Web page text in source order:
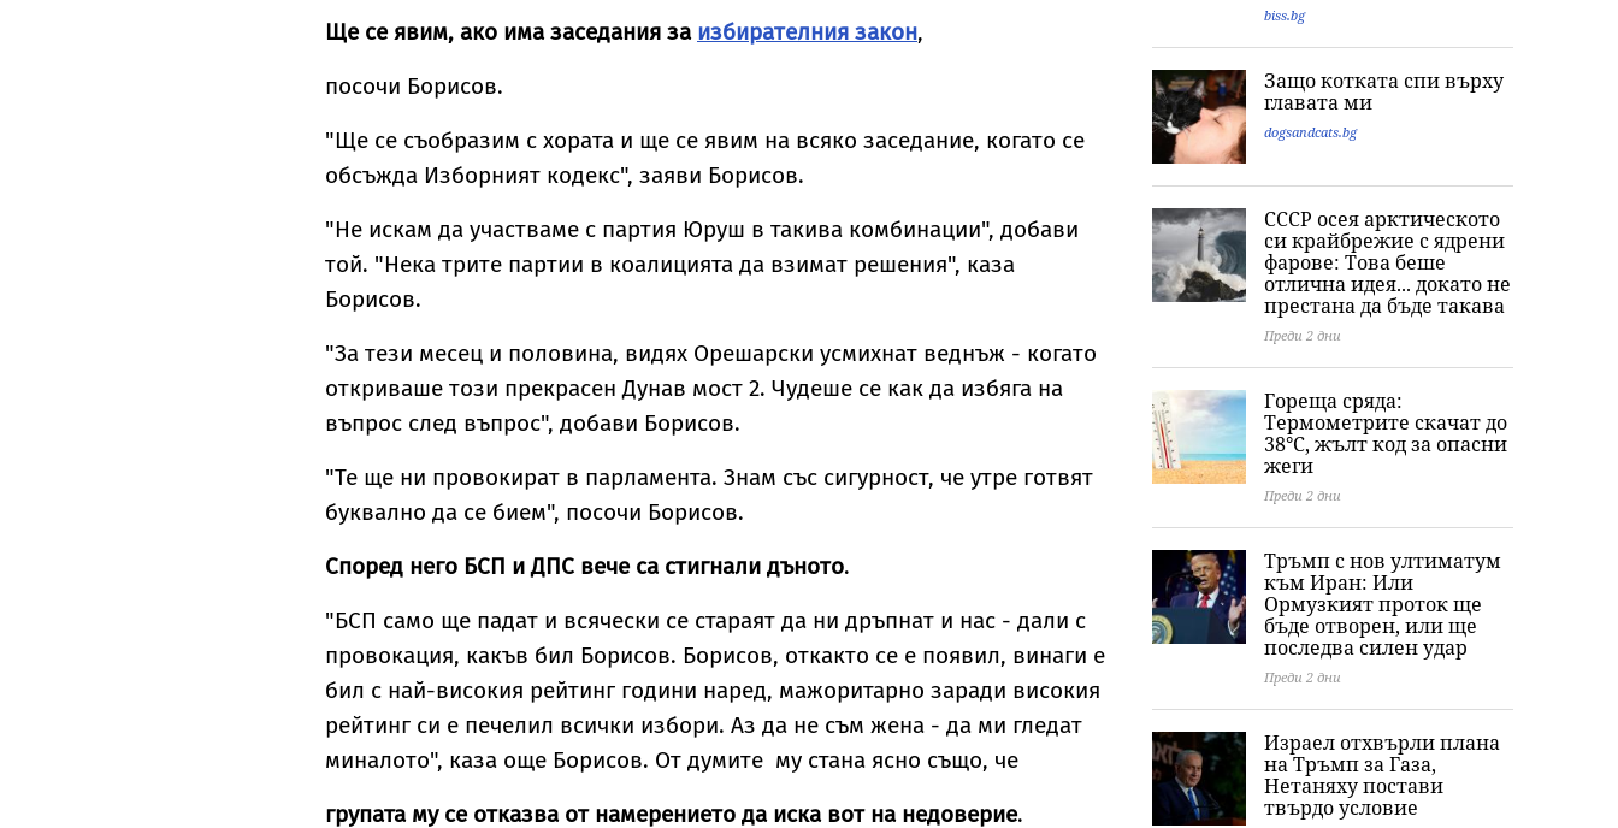
Ще се явим, ако има заседания за избирателния закон,
посочи Борисов.
"Ще се съобразим с хората и ще се явим на всяко заседание, когато се
обсъжда Изборният кодекс", заяви Борисов.
"Не искам да участваме с партия Юруш в такива комбинации", добави
той. "Нека трите партии в коалицията да взимат решения", каза
Борисов.
"За тези месец и половина, видях Орешарски усмихнат веднъж - когато
откриваше този прекрасен Дунав мост 2. Чудеше се как да избяга на
въпрос след въпрос", добави Борисов.
"Те ще ни провокират в парламента. Знам със сигурност, че утре готвят
буквално да се бием", посочи Борисов.
Според него БСП и ДПС вече са стигнали дъното.
"БСП само ще падат и всячески се стараят да ни дръпнат и нас - дали с
провокация, какъв бил Борисов. Борисов, откакто се е появил, винаги е
бил с най-високия рейтинг години наред, мажоритарно заради високия
рейтинг си е печелил всички избори. Аз да не съм жена - да ми гледат
миналото", каза още Борисов. От думите му стана ясно също, че
групата му се отказва от намерението да иска вот на недоверие.
biss.bg
Защо котката спи върху
главата ми
dogsandcats.bg
СССР осея арктическото
си крайбрежие с ядрени
фарове: Това беше
отлична идея... докато не
престана да бъде такава
Преди 2 дни
Гореща сряда:
Термометрите скачат до
38°C, жълт код за опасни
жеги
Преди 2 дни
Тръмп с нов ултиматум
към Иран: Или
Ормузкият проток ще
бъде отворен, или ще
последва силен удар
Преди 2 дни
Израел отхвърли плана
на Тръмп за Газа,
Нетаняху постави
твърдо условие